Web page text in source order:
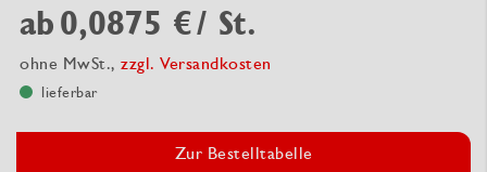
ab0,0875 €/ St.
ohne MwSt., zzgl. Versandkosten
lieferbar
Zur Bestelltabelle